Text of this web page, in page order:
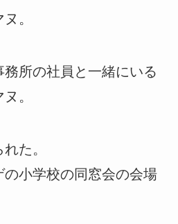
。
所の社員と一緒にいる
。
た。
小学校の同窓会の会場